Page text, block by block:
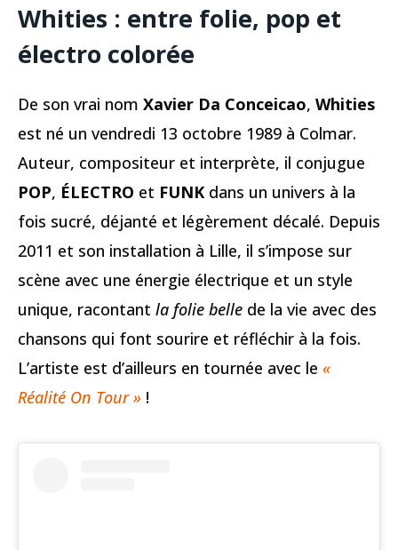
Whities : entre folie, pop et
électro colorée
De son vrai nom Xavier Da Conceicao, Whities
est né un vendredi 13 octobre 1989 à Colmar.
Auteur, compositeur et interprète, il conjugue
POP, ÉLECTRO et FUNKdans un univers à la
fois sucré, déjanté et légèrement décalé. Depuis
2011 et son installation à Lille, il s’impose sur
scène avec une énergie électrique et un style
unique, racontant la folie belle de la vie avec des
chansons qui font sourire et réfléchir à la fois.
L’artiste est d’ailleurs en tournée avec le «
Réalité On Tour » !